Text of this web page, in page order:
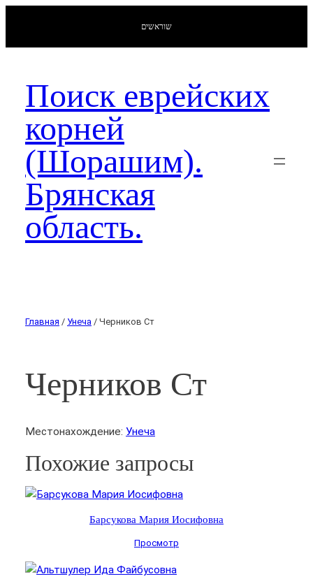
שוראשים
Поиск еврейских
корней
(Шорашим).
Брянская
область.
Главная / Унеча / Черников Ст
Черников Ст
Местонахождение: Унеча
Похожие запросы
Барсукова Мария Иосифовна
Просмотр